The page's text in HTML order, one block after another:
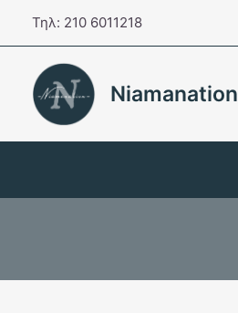
περιεχόμενο
Τηλ: 210 6011218
Niamanation